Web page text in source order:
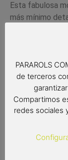
Esta fabulosa
más mínimo
realizados que
para cualquier
Medidas:
27×11.5×15 cm
PARAROLS
de terceros
Compartimos
redes sociales